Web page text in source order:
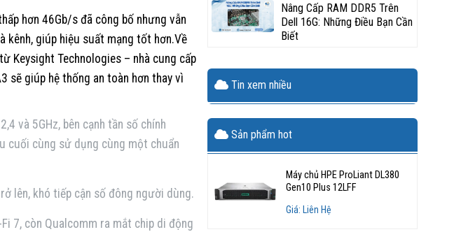
hơn 46Gb/s đã công bố nhưng vẫn
kênh, giúp hiệu suất mạng tốt hơn.Về
Keysight Technologies – nhà cung cấp
sẽ giúp hệ thống an toàn hơn thay vì
và 5GHz, bên cạnh tần số chính
cuối cùng sử dụng cùng một chuẩn
lên, khó tiếp cận số đông người dùng.
7, còn Qualcomm ra mắt chip di động
Nâng Cấp RAM DDR5 Trên
Dell 16G: Những Điều Bạn Cần
Biết
Tin xem nhiều
Sản phẩm hot
Máy chủ HPE ProLiant DL380
Gen10 Plus 12LFF
Giá: Liên Hệ